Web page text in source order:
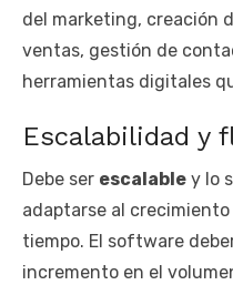
del marketing, creación
ventas, gestión de
herramientas digitales
Escalabilidad y
Debe ser escalable y lo
adaptarse al crecimiento
tiempo. El software
incremento en el